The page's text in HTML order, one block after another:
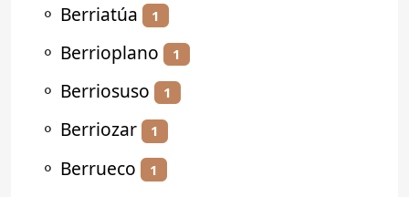
⚬ Berriatúa 1
⚬ Berrioplano 1
⚬ Berriosuso 1
⚬ Berriozar 1
⚬ Berrueco 1